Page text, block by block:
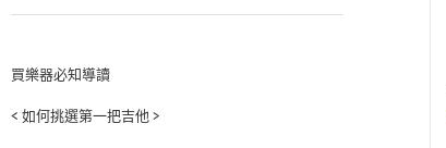
買樂器必知導讀
< 如何挑選第一把吉他 >